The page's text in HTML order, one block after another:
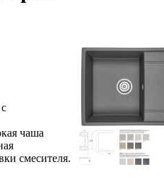
чаша
смесителя.